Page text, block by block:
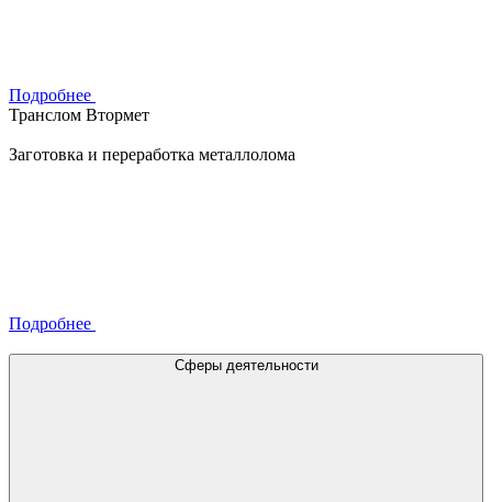
Подробнее
Транслом Втормет
Заготовка и переработка металлолома
Подробнее
Сферы деятельности